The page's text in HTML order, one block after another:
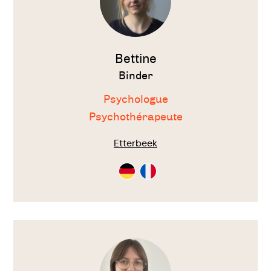
Bettine
Binder
Psychologue
Psychothérapeute
Etterbeek
Consultation
en
Consultation
en
Voir